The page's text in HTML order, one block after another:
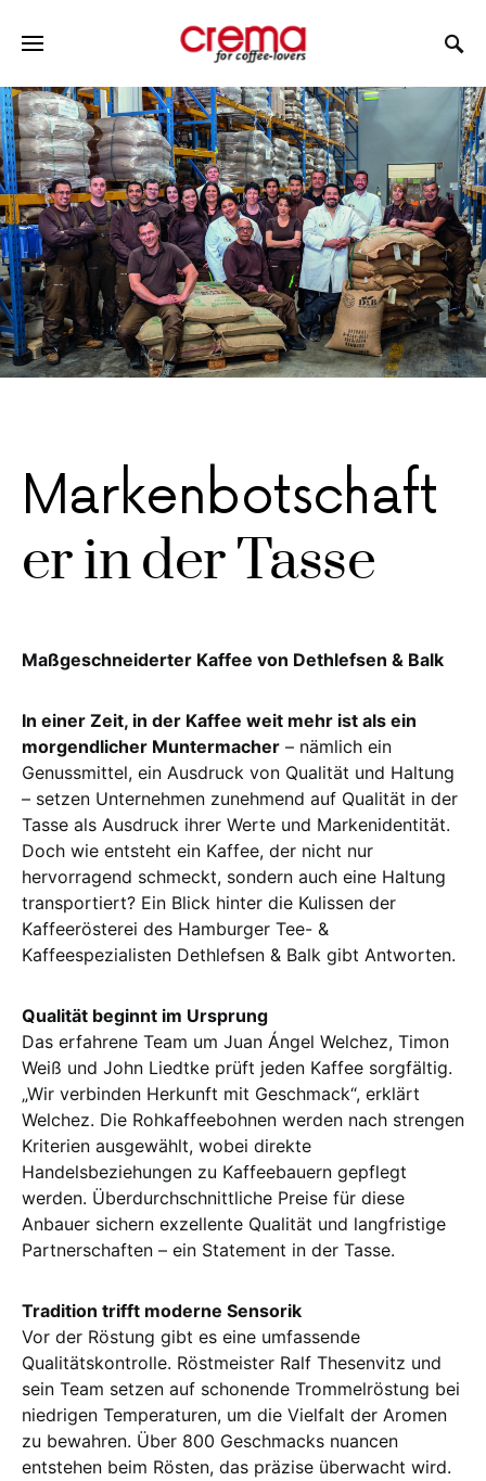
Markenbotschaft
er in der Tasse
Maßgeschneiderter Kaffee von Dethlefsen & Balk
In einer Zeit, in der Kaffee weit mehr ist als ein
morgendlicher Muntermacher – nämlich ein
Genussmittel, ein Ausdruck von Qualität und Haltung
– setzen Unternehmen zunehmend auf Qualität in der
Tasse als Ausdruck ihrer Werte und Markenidentität.
Doch wie entsteht ein Kaffee, der nicht nur
hervorragend schmeckt, sondern auch eine Haltung
transportiert? Ein Blick hinter die Kulissen der
Kaffeerösterei des Hamburger Tee- &
Kaffeespezialisten Dethlefsen & Balk gibt Antworten.
Qualität beginnt im Ursprung
Das erfahrene Team um Juan Ángel Welchez, Timon
Weiß und John Liedtke prüft jeden Kaffee sorgfältig.
„Wir verbinden Herkunft mit Geschmack“, erklärt
Welchez. Die Rohkaffeebohnen werden nach strengen
Kriterien ausgewählt, wobei direkte
Handelsbeziehungen zu Kaffeebauern gepflegt
werden. Überdurchschnittliche Preise für diese
Anbauer sichern exzellente Qualität und langfristige
Partnerschaften – ein Statement in der Tasse.
Tradition trifft moderne Sensorik
Vor der Röstung gibt es eine umfassende
Qualitätskontrolle. Röstmeister Ralf Thesenvitz und
sein Team setzen auf schonende Trommelröstung bei
niedrigen Temperaturen, um die Vielfalt der Aromen
zu bewahren. Über 800 Geschmacks nuancen
entstehen beim Rösten, das präzise überwacht wird.